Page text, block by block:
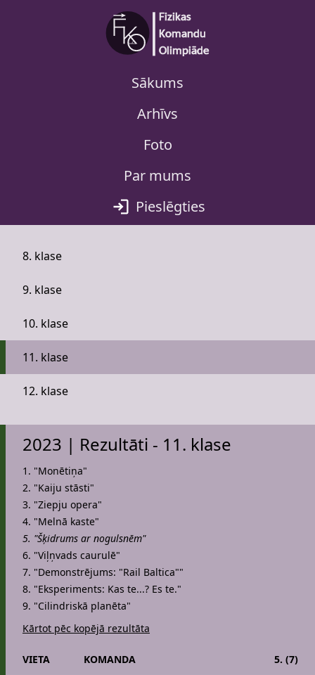
Sākums
Arhīvs
Foto
Par mums
Pieslēgties
8. klase
9. klase
10. klase
11. klase
12. klase
2023 | Rezultāti - 11. klase
1. "Monētiņa"
2. "Kaiju stāsti"
3. "Ziepju opera"
4. "Melnā kaste"
5. "Šķidrums ar nogulsnēm"
6. "Viļņvads caurulē"
7. "Demonstrējums: "Rail Baltica""
8. "Eksperiments: Kas te...? Es te."
9. "Cilindriskā planēta"
Kārtot pēc kopējā rezultāta
VIETA KOMANDA 5. (7)